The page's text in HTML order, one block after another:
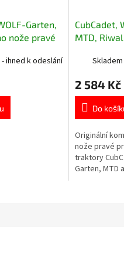
Garten,
nože pravé
ihned k odeslání
CubCadet,
MTD,
0324D
2 584 Kč
Do
Originální
nože pravé
traktory
Garten, MTD